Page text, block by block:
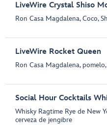
LiveWire Crystal Shiso
Ron Casa Magdalena, Coco,
LiveWire Rocket Queen
Ron Casa Magdalena,
Social Hour Cocktails
Whisky Ragtime Rye de New
cerveza de jengibre